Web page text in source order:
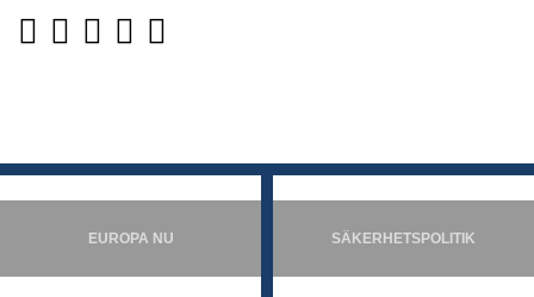
EUROPA NU SÄKERHETSPOLITIK